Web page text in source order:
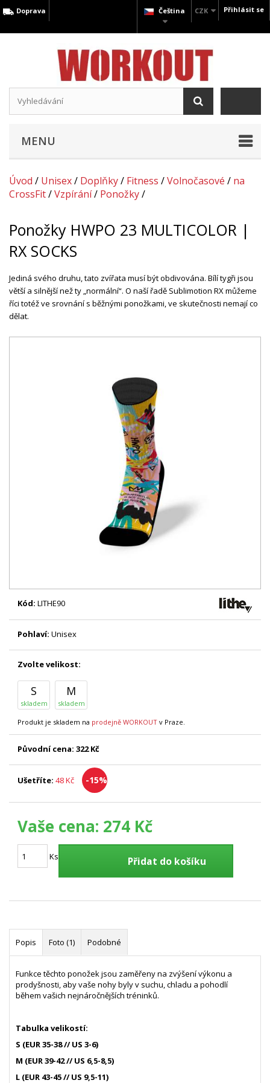
Přihlásit se
CZK
Čeština
Doprava
MENU
Úvod / Unisex/ Doplňky/ Fitness /Volnočasové / na
CrossFit/Vzpírání/ Ponožky/
Ponožky HWPO 23 MULTICOLOR |
RX SOCKS
Jediná svého druhu, tato zvířata musí být obdivována. Bílí tygři jsou
větší a silnější než ty „normální“. O naší řadě Sublimotion RX můžeme
říci totéž ve srovnání s běžnými ponožkami, ve skutečnosti nemají co
dělat.
Kód: LITHE90
Pohlaví: Unisex
Zvolte velikost:
S
skladem
M
skladem
Produkt je skladem na prodejně WORKOUT v Praze.
Původní cena: 322 Kč
Ušetříte: 48 Kč -15%
Vaše cena: 274 Kč
Ks Přidat do košíku
Popis Foto (1) Podobné
Funkce těchto ponožek jsou zaměřeny na zvýšení výkonu a
prodyšnosti, aby vaše nohy byly v suchu, chladu a pohodlí
během vašich nejnáročnějších tréninků.
Tabulka velikostí:
S (EUR 35-38 // US 3-6)
M (EUR 39-42 // US 6,5-8,5)
L (EUR 43-45 // US 9,5-11)